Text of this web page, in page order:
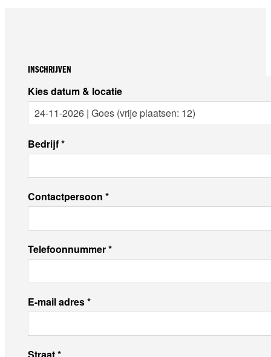
INSCHRIJVEN